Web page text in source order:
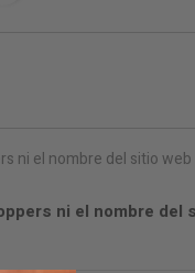
ni el nombre del